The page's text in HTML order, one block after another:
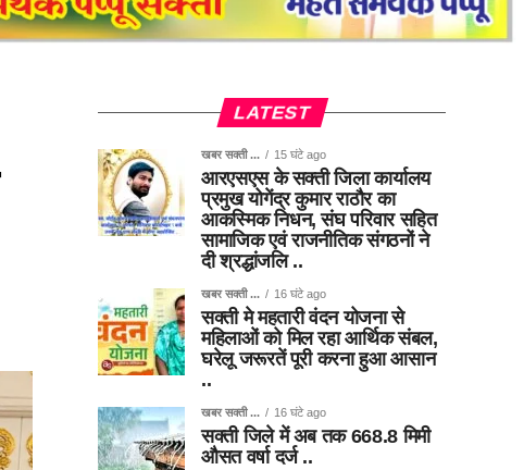
LATEST
खबर सक्ती ... 15 घंटे ago
आरएसएस के सक्ती जिला कार्यालय
प्रमुख योगेंद्र कुमार राठौर का
आकस्मिक निधन, संघ परिवार सहित
सामाजिक एवं राजनीतिक संगठनों ने
दी श्रद्धांजलि ..
खबर सक्ती ... 16 घंटे ago
सक्ती मे महतारी वंदन योजना से
महिलाओं को मिल रहा आर्थिक संबल,
घरेलू जरूरतें पूरी करना हुआ आसान
..
खबर सक्ती ... 16 घंटे ago
सक्ती जिले में अब तक 668.8 मिमी
औसत वर्षा दर्ज ..